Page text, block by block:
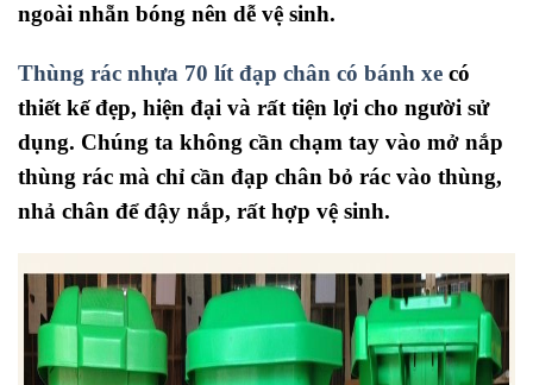
ngoài nhẵn bóng nên dễ vệ sinh.
Thùng rác nhựa 70 lít đạp chân có bánh xe có
thiết kế đẹp, hiện đại và rất tiện lợi cho người sử
dụng. Chúng ta không cần chạm tay vào mở nắp
thùng rác mà chỉ cần đạp chân bỏ rác vào thùng,
nhả chân để đậy nắp, rất hợp vệ sinh.